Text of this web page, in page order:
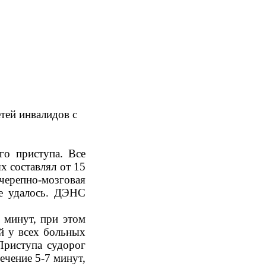
инвалидов с
приступа. Все
составлял от 15
мозговая
удалось. ДЭНС
минут, при этом
у всех больных
судорог
5-7 минут,